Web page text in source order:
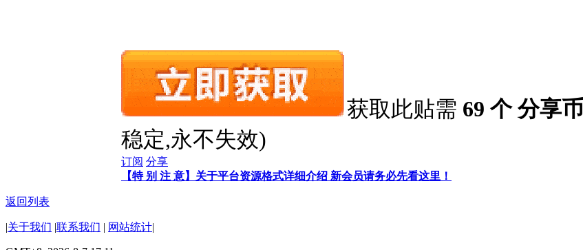
获取此贴需 69 个 分享币
稳定,永不失效)
订阅 分享
【特 别 注 意】关于平台资源格式详细介绍 新会员请务必先看这里！
返回列表
|关于我们 |联系我们 | 网站统计|